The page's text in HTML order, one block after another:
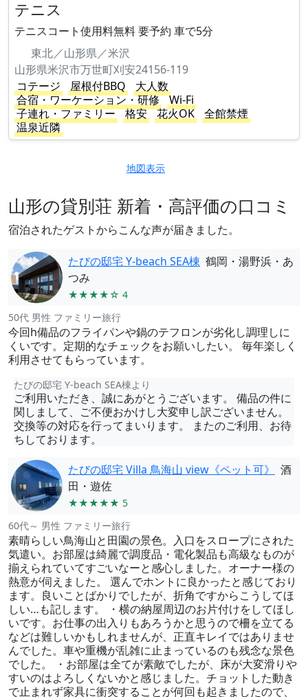
テニス
テニスコート使用料無料 要予約 車で5分
東北／山形県／米沢
山形県米沢市万世町刈安24156-119
コテージ
屋根付BBQ
大人数
合宿・ワーケーション・研修
Wi-Fi
子連れ・ファミリー
格安 花火OK
全館禁煙
温泉近隣
地図表示
山形の貸別荘 新着・高評価の口コミ
宿泊されたゲストからこんな声が届きました。
たびの邸宅 Y-beach SEA棟 鶴岡・湯野浜・あ
つみ
★★★★☆ 4
50代 男性 ファミリー旅行
今回h備品のフライパンや鍋のテフロンが劣化し調理しに
くいです。定期的なチェックをお願いしたい。 毎年楽しく
利用させてもらっています。
たびの邸宅 Y-beach SEA棟より
ご利用いただき、誠にあがとうございます。 備品の件に
関しまして、ご不便おかけし大変申し訳ございません。
交換等の対応を行ってまいります。 またのご利用、お待
ちしております。
たびの邸宅 Villa 鳥海山 view《ペット可》
酒
田・遊佐
★★★★★ 5
60代～ 男性 ファミリー旅行
素晴らしい鳥海山と田園の景色。入口をスロープにされた
気遣い。お部屋は綺麗で調度品・電化製品も高級なものが
揃えられていてすごいなーと感心しました。オーナー様の
熱意が伺えました。 選んでホントに良かったと感じており
ます。良いことばかりでしたが、折角ですからこうしてほ
しい…も記します。 ・横の納屋周辺のお片付けをしてほし
いです。お仕事の出入りもあろうかと思うので柵を立てる
などは難しいかもしれませんが、正直キレイではありませ
んでした。車や重機が乱雑に止まっているのも残念な景色
でした。 ・お部屋は全てが素敵でしたが、床が大変滑りや
すいのはよろしくないかと感じました。チョットした動き
で止まれず家具に衝突することが何回も起きましたので、